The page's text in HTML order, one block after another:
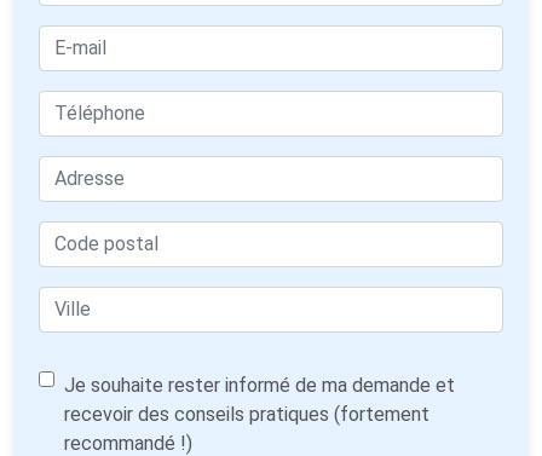
Je souhaite rester informé de ma demande et
recevoir des conseils pratiques (fortement
recommandé !)